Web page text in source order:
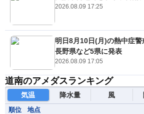
2026.08.09 17:25
明日8月10日(月)の熱中症
長野県など5県に発表
2026.08.09 17:05
道南のアメダスランキング
気温 降水量 風
順位 地点